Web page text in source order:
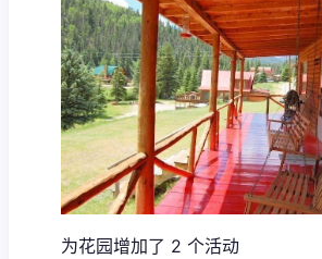
为花园增加了 2 个活动